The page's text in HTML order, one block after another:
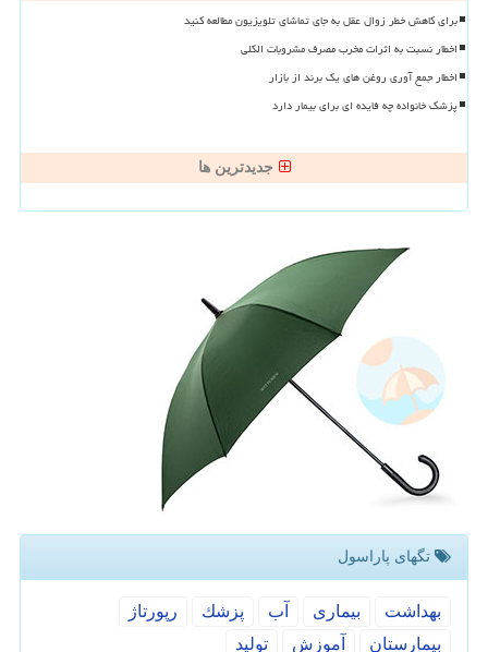
برای کاهش خطر زوال عقل به جای تماشای تلویزیون مطالعه کنید
اخطار نسبت به اثرات مخرب مصرف مشروبات الکلی
اخطار جمع آوری روغن های یک برند از بازار
پزشک خانواده چه فایده ای برای بیمار دارد
جدیدترین ها
تگهای پاراسول
بهداشت بیماری آب پزشك
رپورتاژ
بیمارستان
آموزش تولید